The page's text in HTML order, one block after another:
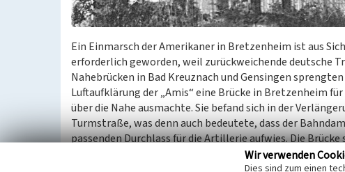
Ein Einmarsch der Amerikaner in Bretzenheim ist aus
erforderlich geworden, weil zurückweichende deutsche
Nahebrücken in Bad Kreuznach und Gensingen sprengten
Luftaufklärung der „Amis“ eine Brücke in Bretzenheim
über die Nahe ausmachte. Sie befand sich in der
Turmstraße, was denn auch bedeutete, dass der
passenden Durchlass für die Artillerie aufwies. Die
ehemalige Verbindung zum Flugplatz der Wehrmacht
Wir verwenden
Dies sind zum einen